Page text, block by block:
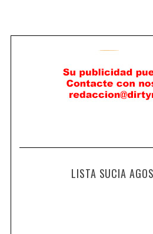
LISTA SUCIA